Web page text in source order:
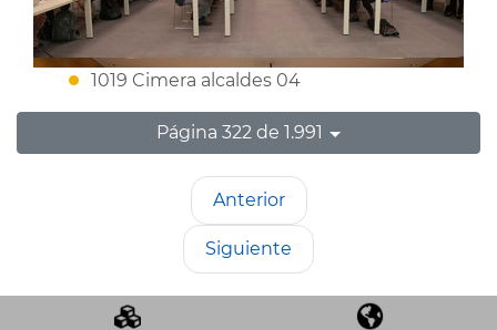
1019 Cimera alcaldes 04
Página 322 de 1.991
Anterior
Siguiente